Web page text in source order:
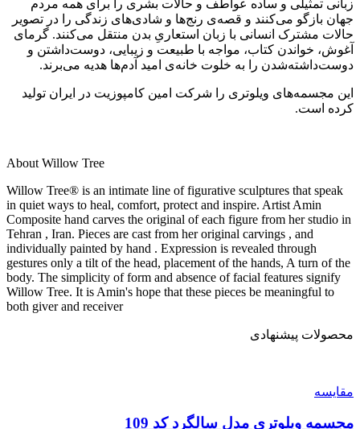
زبانی تمثیلی و ساده عواطف و حالات بشری را برای همه مردم
جهان بازگو می‌کنند و قصه‌ی رنج‌ها و شادی‌های زندگی را در تصویر
حالات مشترک انسانی با زبان استعاریِ بدن منتقل می‌کنند. گرمای
آغوش، خواندن کتاب، مواجه با طبیعت و زیبایی، دوست‌داشتن و
دوست‌داشته‌شدن را به خلوت خانه‌ی امید آدم‌ها هدیه می‌برند.
این مجسمه‌های ویلوتری را شرکت امین کامپوزیت در ایران تولید
کرده است.
About Willow Tree
Willow Tree® is an intimate line of figurative sculptures that speak
in quiet ways to heal, comfort, protect and inspire. Artist Amin
Composite hand carves the original of each figure from her studio in
Tehran , Iran. Pieces are cast from her original carvings , and
individually painted by hand . Expression is revealed through
gestures only a tilt of the head, placement of the hands, A turn of the
body. The simplicity of form and absence of facial features signify
Willow Tree. It is Amin's hope that these pieces be meaningful to
both giver and receiver
محصولات پیشنهادی
مقایسه
مجسمه ویلوتری مدل سالگرد کد 109